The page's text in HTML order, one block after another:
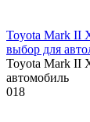
Toyota Mark II
выбор для
Toyota Mark II
автомобиль
018